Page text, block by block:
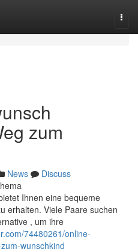
zum
News
Discuss
Ihnen eine bequeme
erhalten. Viele Paare suchen
, um ihre
74480261/online-
wunschkind